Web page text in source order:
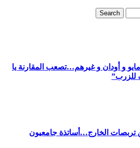
Search
و أودان و غيرهم…تصعب المقارنة يا
للزرب”
الخارج…أساتذة جامعيون